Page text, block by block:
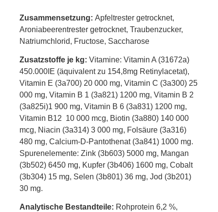
Zusammensetzung: Apfeltrester getrocknet,
Aroniabeerentrester getrocknet, Traubenzucker,
Natriumchlorid, Fructose, Saccharose
Zusatzstoffe je kg: Vitamine: Vitamin A (31672a)
450.000IE (äquivalent zu 154,8mg Retinylacetat),
Vitamin E (3a700) 20 000 mg, Vitamin C (3a300) 25
000 mg, Vitamin B 1 (3a821) 1200 mg, Vitamin B 2
(3a825i)1 900 mg, Vitamin B 6 (3a831) 1200 mg,
Vitamin B12 10 000 mcg, Biotin (3a880) 140 000
mcg, Niacin (3a314) 3 000 mg, Folsäure (3a316)
480 mg, Calcium-D-Pantothenat (3a841) 1000 mg.
Spurenelemente: Zink (3b603) 5000 mg, Mangan
(3b502) 6450 mg, Kupfer (3b406) 1600 mg, Cobalt
(3b304) 15 mg, Selen (3b801) 36 mg, Jod (3b201)
30 mg.
Analytische Bestandteile: Rohprotein 6,2 %,